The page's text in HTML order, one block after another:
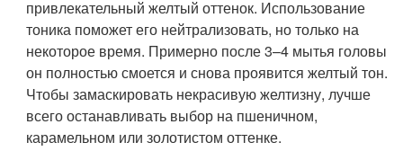
привлекательный желтый оттенок. Использование
тоника поможет его нейтрализовать, но только на
некоторое время. Примерно после 3–4 мытья головы
он полностью смоется и снова проявится желтый тон.
Чтобы замаскировать некрасивую желтизну, лучше
всего останавливать выбор на пшеничном,
карамельном или золотистом оттенке.